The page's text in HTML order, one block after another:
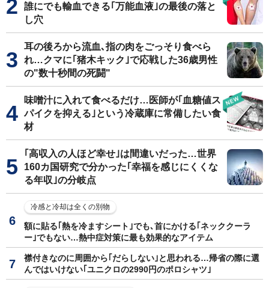
誰にでも輸血できる｢万能血液｣の最後の落と
し穴
耳の後ろから流血､指の肉をごっそり食べら
れ…クマに｢猪木キック｣で応戦した36歳男性
の"数十秒間の死闘"
味噌汁に入れて食べるだけ…医師が｢血糖値ス
パイクを抑える｣という冷蔵庫に常備したい食
材
｢高収入の人ほど幸せ｣は間違いだった…世界
160カ国研究で分かった｢幸福を感じにくくな
る年収｣の分岐点
冷感と冷却は全くの別物
額に貼る｢熱を冷ますシート｣でも､首にかける｢ネッククーラ
ー｣でもない…熱中症対策に最も効果的なアイテム
襟付きなのに周囲から｢だらしない｣と思われる…帰省の際に選
んではいけない｢ユニクロの2990円のポロシャツ｣